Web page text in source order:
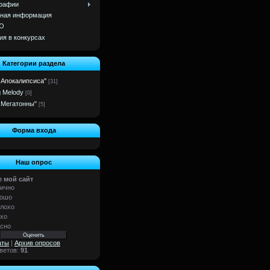
информация
в конкурсах
Категории раздела
[31]
Melody [0]
[5]
Форма входа
Наш опрос
мой сайт
| Архив опросов
91